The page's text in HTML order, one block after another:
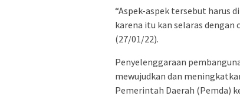
“Aspek-aspek tersebut harus
karena itu kan selaras
(27/01/22).
Penyelenggaraan
mewujudkan dan
Pemerintah Daerah (Pemda)